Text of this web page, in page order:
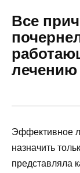
Все
лечению
Эффективное
назначить
представляла